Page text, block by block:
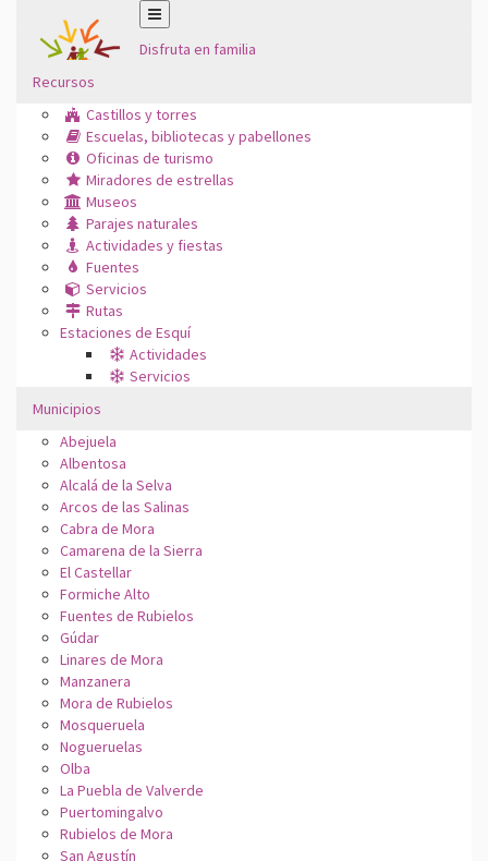
Disfruta en familia
Recursos
Castillos y torres
Escuelas, bibliotecas y pabellones
Oficinas de turismo
Miradores de estrellas
Museos
Parajes naturales
Actividades y fiestas
Fuentes
Servicios
Rutas
Estaciones de Esquí
Actividades
Servicios
Municipios
Abejuela
Albentosa
Alcalá de la Selva
Arcos de las Salinas
Cabra de Mora
Camarena de la Sierra
El Castellar
Formiche Alto
Fuentes de Rubielos
Gúdar
Linares de Mora
Manzanera
Mora de Rubielos
Mosqueruela
Nogueruelas
Olba
La Puebla de Valverde
Puertomingalvo
Rubielos de Mora
San Agustín